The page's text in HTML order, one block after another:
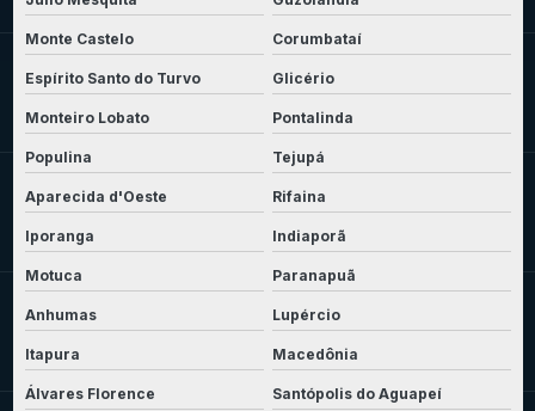
Monte Castelo Corumbataí
Espírito Santo do Turvo Glicério
Monteiro Lobato Pontalinda
Populina Tejupá
Aparecida d'Oeste Rifaina
Iporanga Indiaporã
Motuca Paranapuã
Anhumas Lupércio
Itapura Macedônia
Álvares Florence Santópolis do Aguapeí